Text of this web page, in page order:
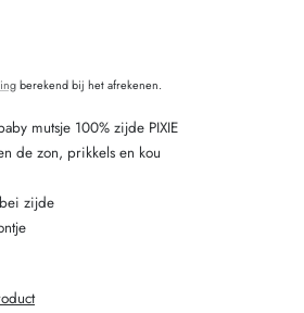
berekend bij het afrekenen.
mutsje 100% zijde PIXIE
de zon, prikkels en kou
zijde